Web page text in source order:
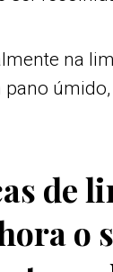
na
de
o